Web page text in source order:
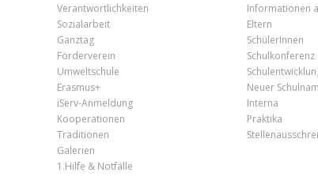
Verantwortlichkeiten
Sozialarbeit
Ganztag
Förderverein
Umweltschule
Erasmus+
iServ-Anmeldung
Kooperationen
Traditionen
Galerien
1.Hilfe & Notfälle
Informationen
Eltern
SchülerInnen
Schulkonferenz
Neuer
Interna
Praktika